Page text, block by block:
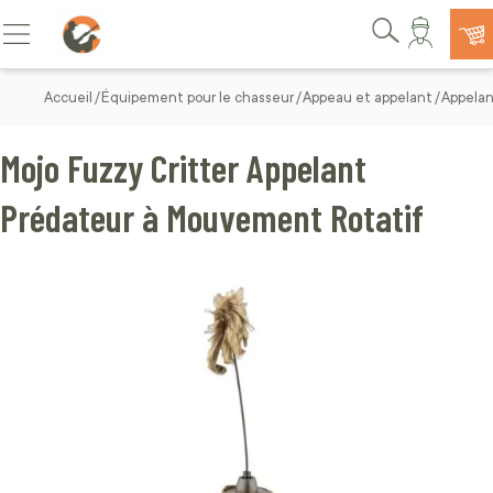
Allez au contenu
Basculer la navigation
Rechercher
Accueil Équipement pour le chasseur Appeau et appelant
Mojo Fuzzy Critter Appelant
Prédateur à Mouvement Rotatif